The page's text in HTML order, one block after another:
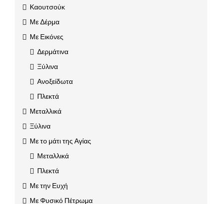
Καουτσούκ
Με Δέρμα
Με Εικόνες
Δερμάτινα
Ξύλινα
Ανοξείδωτα
Πλεκτά
Μεταλλικά
Ξύλινα
Με το μάτι της Αγίας
Μεταλλικά
Πλεκτά
Με την Ευχή
Με Φυσικό Πέτρωμα